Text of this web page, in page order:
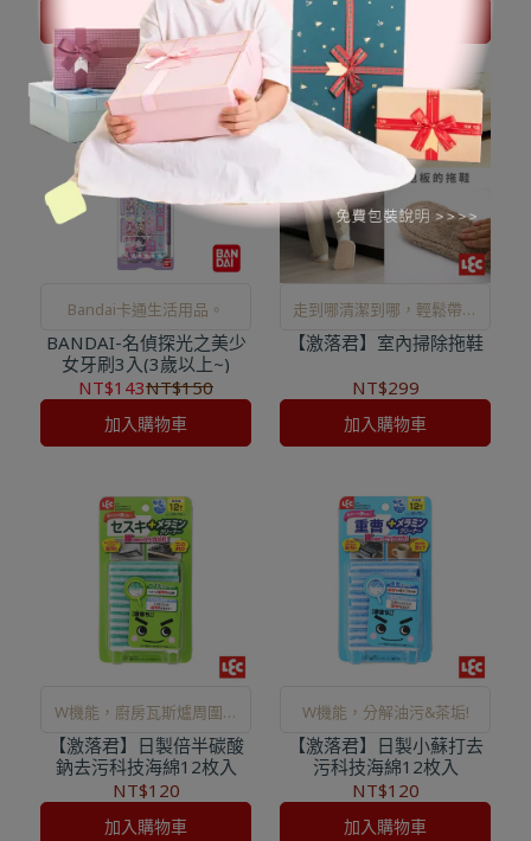
加入購物車 加入購物車
Bandai卡通生活用品。
BANDAI-名偵探光之美少
女牙刷3入(3歲以上~)
NT$143NT$150
加入購物車
走到哪清潔到哪，輕鬆帶走
灰塵毛髮或髒污，每日清潔
【激落君】室內掃除拖鞋
NT$299
加入購物車
W機能，廚房瓦斯爐周圍、
抽油煙機或壁磚亮晶晶!
【激落君】日製倍半碳酸
鈉去污科技海綿12枚入
NT$120
加入購物車
W機能，分解油污&茶垢!
【激落君】日製小蘇打去
污科技海綿12枚入
NT$120
加入購物車